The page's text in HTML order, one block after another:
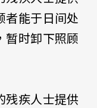
者能于日间处
暂时卸下照顾
残疾人士提供